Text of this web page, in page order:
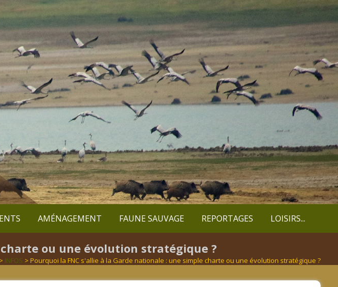
AMÉNAGEMENT FAUNE SAUVAGE REPORTAGES LOISIRS...
ou une évolution stratégique ?
> INFOS > Pourquoi la FNC s'allie à la Garde nationale : une simple charte ou une évolution stratégique ?